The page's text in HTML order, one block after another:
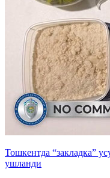
Тошкентда “закладка”
ушланди